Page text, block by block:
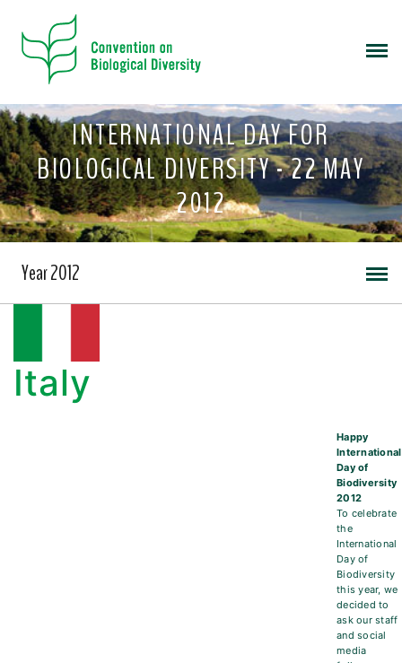
INTERNATIONAL DAY FOR
BIOLOGICAL DIVERSITY - 22 MAY
2012
Year 2012
Italy
Happy
International
Day of
Biodiversity
2012
To celebrate
the
International
Day of
Biodiversity
this year, we
decided to
ask our staff
and social
media